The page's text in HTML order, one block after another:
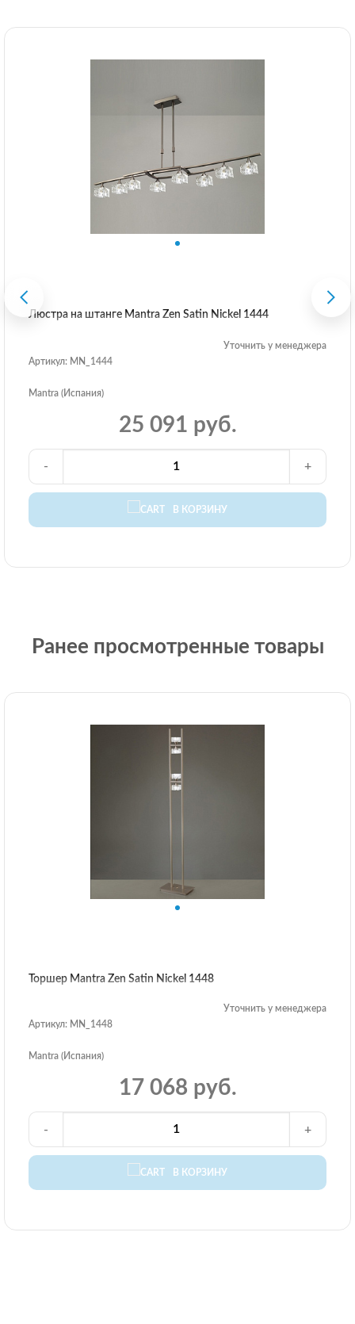
Люстра на штанге Mantra Zen Satin Nickel 1444
Уточнить у менеджера
Артикул: MN_1444
Mantra (Испания)
25 091 руб.
В КОРЗИНУ
- +
Ранее просмотренные товары
Торшер Mantra Zen Satin Nickel 1448
Уточнить у менеджера
Артикул: MN_1448
Mantra (Испания)
17 068 руб.
В КОРЗИНУ
- +